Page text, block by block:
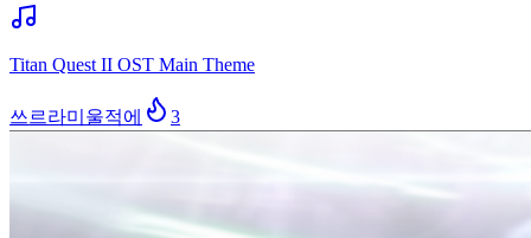
Titan Quest II OST Main Theme
쓰르라미울적에 3